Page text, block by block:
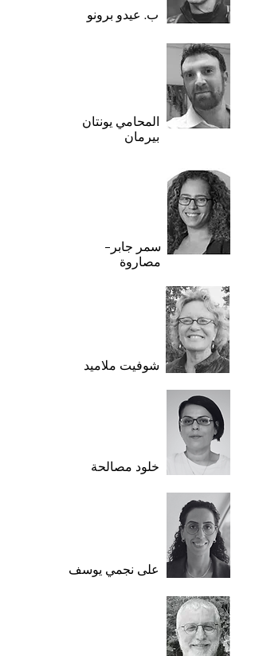
ب. عيدو برونو
المحامي يونتان
بيرمان
سمر جابر-
مصاروة
شوفيت ملاميد
خلود مصالحة
على نجمي يوسف